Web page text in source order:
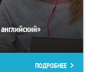
ПОДРОБНЕЕ